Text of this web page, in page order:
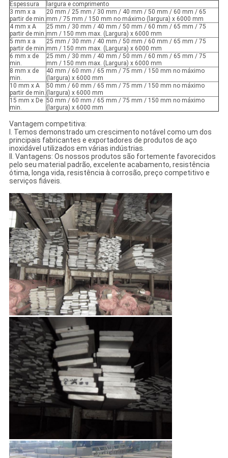
Espessura
largura e comprimento
3 mm x a
partir de min.
20 mm / 25 mm / 30 mm / 40 mm / 50 mm / 60 mm / 65
mm / 75 mm / 150 mm no máximo (largura) x 6000 mm
4 mm x A
partir de min.
25 mm / 30 mm / 40 mm / 50 mm / 60 mm / 65 mm / 75
mm / 150 mm max. (Largura) x 6000 mm
5 mm x a
partir de min.
25 mm / 30 mm / 40 mm / 50 mm / 60 mm / 65 mm / 75
mm / 150 mm max. (Largura) x 6000 mm
6 mm x de
min.
25 mm / 30 mm / 40 mm / 50 mm / 60 mm / 65 mm / 75
mm / 150 mm max. (Largura) x 6000 mm
8 mm x de
min.
40 mm / 60 mm / 65 mm / 75 mm / 150 mm no máximo
(largura) x 6000 mm
10 mm x A
partir de min.
50 mm / 60 mm / 65 mm / 75 mm / 150 mm no máximo
(largura) x 6000 mm
15 mm x De
min.
50 mm / 60 mm / 65 mm / 75 mm / 150 mm no máximo
(largura) x 6000 mm
Vantagem competitiva:
I. Temos demonstrado um crescimento notável como um dos
principais fabricantes e exportadores de produtos de aço
inoxidável utilizados em várias indústrias.
II. Vantagens: Os nossos produtos são fortemente favorecidos
pelo seu material padrão, excelente acabamento, resistência
ótima, longa vida, resistência à corrosão, preço competitivo e
serviços fiáveis.